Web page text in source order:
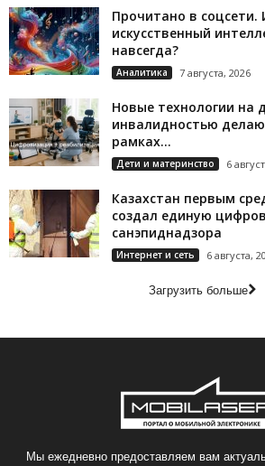
Прочитано в соцсети.
искусственный
навсегда?
Аналитика 7 августа, 2026
Новые технологии на
инвалидностью
рамках...
Дети и материнство 6
Казахстан первым
создал единую
санэпиднадзора
Интернет и сеть 6 августа,
Загрузить больше
Мы ежедневно предоставляем вам